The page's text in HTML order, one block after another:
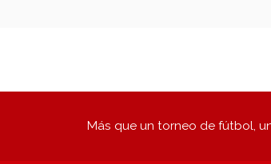
Más que un torneo de fútbol,